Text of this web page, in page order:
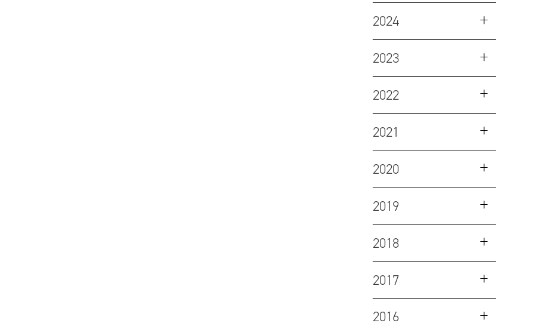
2024
2023
2022
2021
2020
2019
2018
2017
2016